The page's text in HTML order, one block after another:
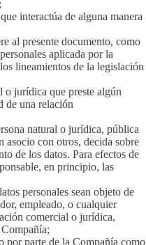
interactúa de alguna manera
al presente documento, como
aplicada por la
lineamientos de la legislación
o jurídica que preste algún
de una relación
natural o jurídica, pública
asocio con otros, decida sobre
de los datos. Para efectos de
en principio, las
personales sean objeto de
empleado, o cualquier
comercial o jurídica,
por parte de la Compañía como